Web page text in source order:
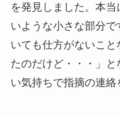
を発見しました。本
いような小さな部分
いても仕方がないこ
たのだけど・・・」
い気持ちで指摘の連絡